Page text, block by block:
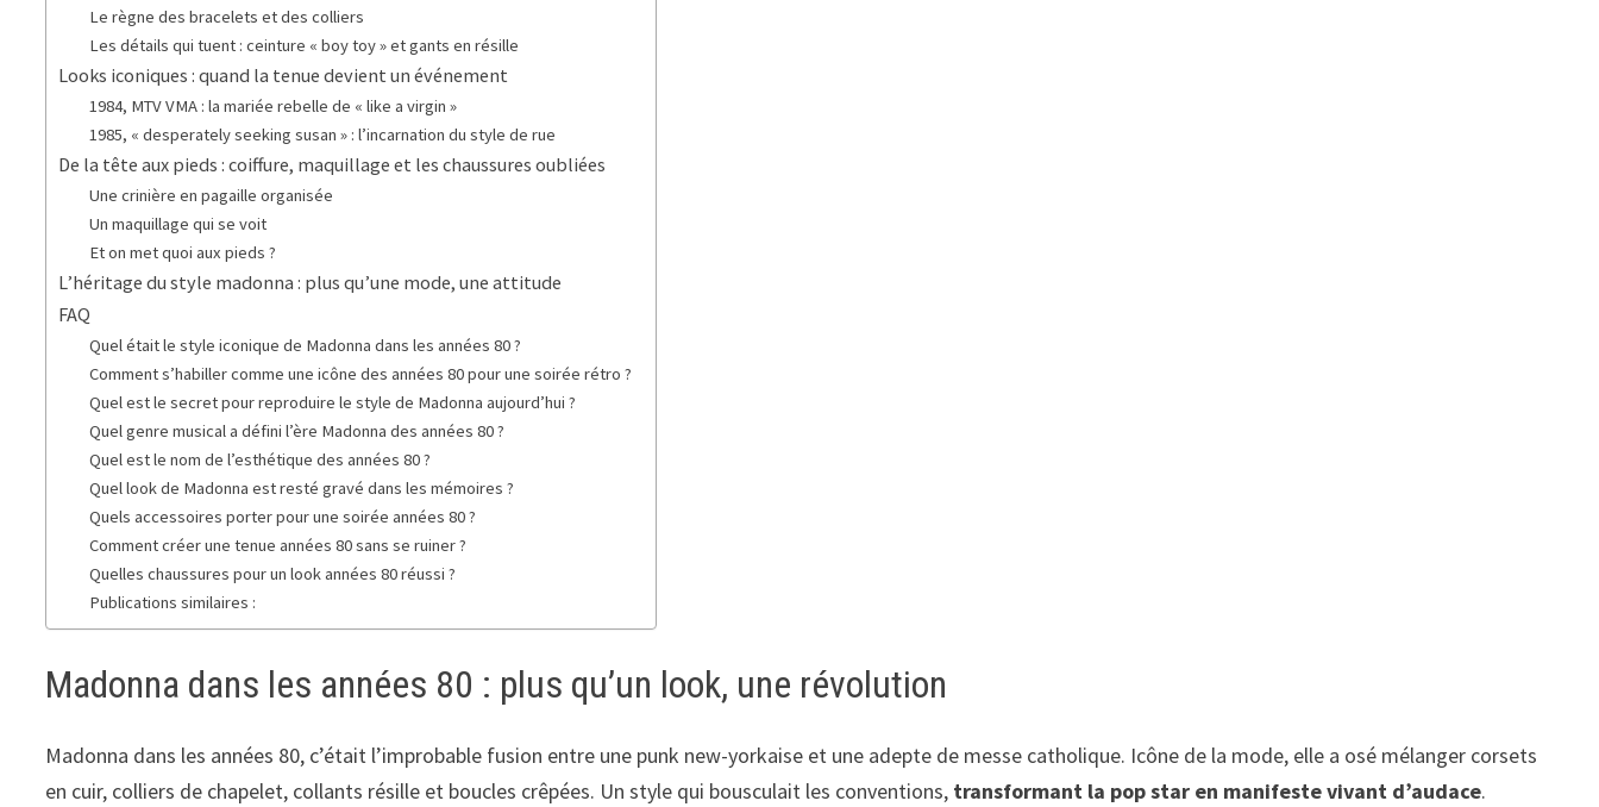
Le règne des bracelets et des colliers
Les détails qui tuent : ceinture « boy toy » et gants en résille
Looks iconiques : quand la tenue devient un événement
1984, MTV VMA : la mariée rebelle de « like a virgin »
1985, « desperately seeking susan » : l’incarnation du style de rue
De la tête aux pieds : coiffure, maquillage et les chaussures oubliées
Une crinière en pagaille organisée
Un maquillage qui se voit
Et on met quoi aux pieds ?
L’héritage du style madonna : plus qu’une mode, une attitude
FAQ
Quel était le style iconique de Madonna dans les années 80 ?
Comment s’habiller comme une icône des années 80 pour une soirée rétro ?
Quel est le secret pour reproduire le style de Madonna aujourd’hui ?
Quel genre musical a défini l’ère Madonna des années 80 ?
Quel est le nom de l’esthétique des années 80 ?
Quel look de Madonna est resté gravé dans les mémoires ?
Quels accessoires porter pour une soirée années 80 ?
Comment créer une tenue années 80 sans se ruiner ?
Quelles chaussures pour un look années 80 réussi ?
Publications similaires :
Madonna dans les années 80 : plus qu’un look, une révolution
Madonna dans les années 80, c’était l’improbable fusion entre une punk new-yorkaise et une adepte de messe catholique. Icône de la mode, elle a osé mélanger corsets
en cuir, colliers de chapelet, collants résille et boucles crêpées. Un style qui bousculait les conventions, transformant la pop star en manifeste vivant d’audace.